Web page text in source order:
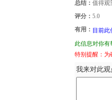
总结： 值得观
评分： 5.0
有用： 目前此
此信息对你有
特别提醒：为
我来对此观